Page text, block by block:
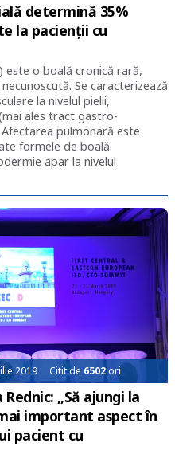
determină 35%
la pacienții cu
este o boală cronică rară,
Se caracterizează
la nivelul pielii,
ales tract gastro-
pulmonară este
formele de boală.
apar la nivelul
2019 Citit de 6502 ori
Rednic: „Să ajungi la
important aspect în
pacient cu